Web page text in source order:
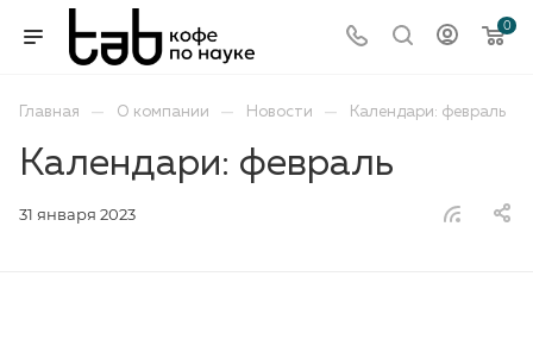
0
Главная — О компании — Новости — Календари: февраль
Календари: февраль
31 января 2023